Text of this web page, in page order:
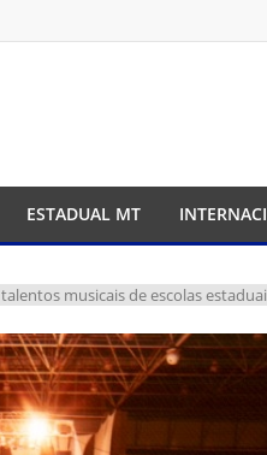
ESTADUAL MT
musicais de escolas